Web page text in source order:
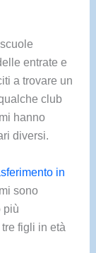
entrate e
a trovare un
club
hanno
diversi.
in
sono
più
figli in età